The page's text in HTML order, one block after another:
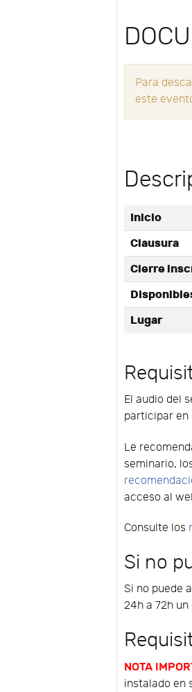
Para
este
Inicio
Clausura
Cierre
Lugar
El audio del
participar en
Le
seminario,
acceso al
Consulte los
Si no
Si no puede
24h a 72h
NOTA
instalado en